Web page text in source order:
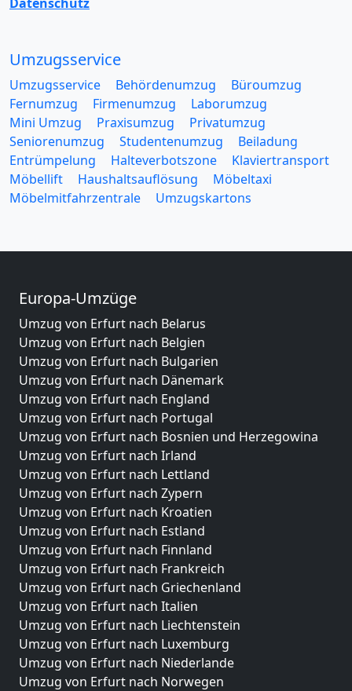
Umzugsservice
Umzugsservice Behördenumzug
Büroumzug
Fernumzug
Firmenumzug
Laborumzug
Mini Umzug
Praxisumzug
Privatumzug
Seniorenumzug
Studentenumzug
Beiladung
Entrümpelung
Halteverbotszone
Klaviertransport
Möbellift
Haushaltsauflösung
Möbeltaxi
Möbelmitfahrzentrale
Umzugskartons
Europa-Umzüge
Umzug von Erfurt nach Belarus
Umzug von Erfurt nach Belgien
Umzug von Erfurt nach Bulgarien
Umzug von Erfurt nach Dänemark
Umzug von Erfurt nach England
Umzug von Erfurt nach Portugal
Umzug von Erfurt nach Bosnien und Herzegowina
Umzug von Erfurt nach Irland
Umzug von Erfurt nach Lettland
Umzug von Erfurt nach Zypern
Umzug von Erfurt nach Kroatien
Umzug von Erfurt nach Estland
Umzug von Erfurt nach Finnland
Umzug von Erfurt nach Frankreich
Umzug von Erfurt nach Griechenland
Umzug von Erfurt nach Italien
Umzug von Erfurt nach Liechtenstein
Umzug von Erfurt nach Luxemburg
Umzug von Erfurt nach Niederlande
Umzug von Erfurt nach Norwegen